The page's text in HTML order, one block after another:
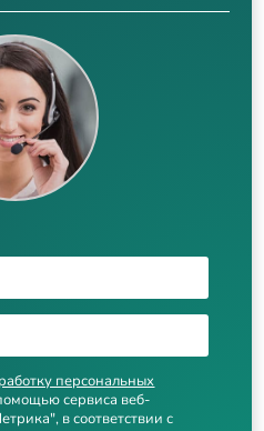
персональных
сервиса веб-
в соответствии с